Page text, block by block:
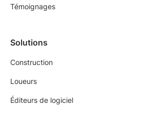
Témoignages
Solutions
Construction
Loueurs
Éditeurs de logiciel